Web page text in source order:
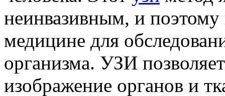
неинвазивным, и
медицине для
организма. УЗИ
изображение органов и